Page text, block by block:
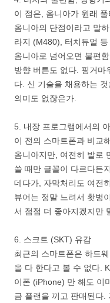
이 점은, 옴니아가 원래
옴니아의 단점이라고 말
라지 (M480), 터치듀얼
옴니아로 넘어오면 불편
방향 버튼도 없다. 핑거마
다. 신 기술을 채용하는
의미도 없잖은가.
5. 내장 프로그램에서의
이 전의 스마트폰과 비교
옴니아지만, 여전히 발로
쓸 때만 글꼴이 다르다든
데다가, 자막처리도 여전
뷰어는 정말 느려서 홧병
서 점점 더 좋아지겠지만
6. 스크트 (SKT) 유감
최근의 스마트폰은 하드
을 다 한다고 볼 수 없다.
이폰 (iPhone) 만 해도 이
금 플랜을 끼고 판매된다.